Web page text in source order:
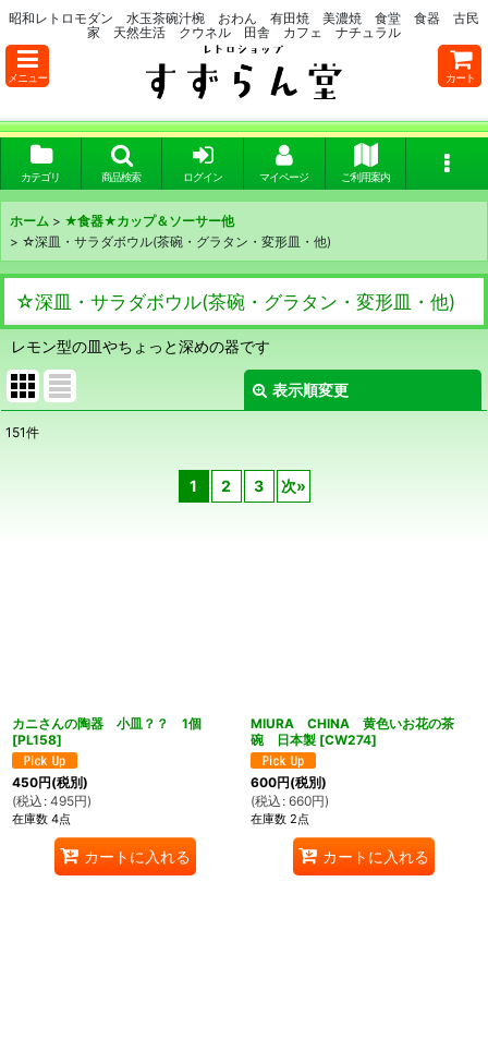
昭和レトロモダン 水玉茶碗汁椀 おわん 有田焼 美濃焼 食堂 食器 古民
家 天然生活 クウネル 田舎 カフェ ナチュラル
メニュー カート
カテゴリ 商品検索 ログイン マイページ ご利用案内
ホーム > ★食器★カップ＆ソーサー他
> ☆深皿・サラダボウル(茶碗・グラタン・変形皿・他)
☆深皿・サラダボウル(茶碗・グラタン・変形皿・他)
レモン型の皿やちょっと深めの器です
表示順変更
151件
1 2 3 次»
カニさんの陶器 小皿？？ 1個
[PL158]
450円(税別)
(税込 : 495円)
在庫数 4点
カートに入れる
MIURA CHINA 黄色いお花の茶
碗 日本製 [CW274]
600円(税別)
(税込 : 660円)
在庫数 2点
カートに入れる